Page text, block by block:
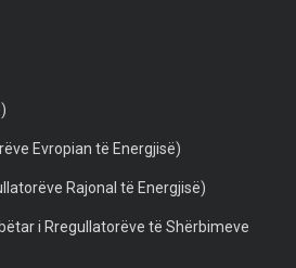
Evropian të Energjisë)
Rajonal të Energjisë)
i Rregullatorëve të Shërbimeve